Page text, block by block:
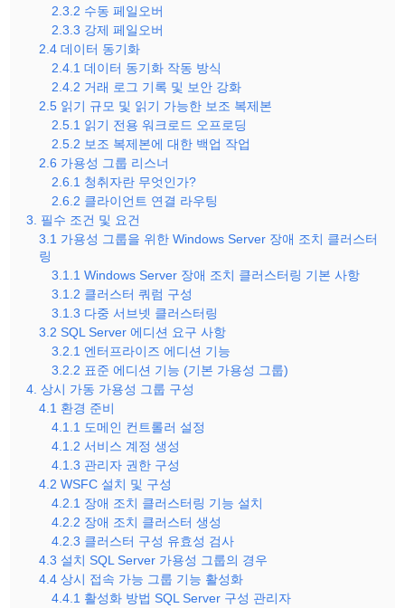
2.3.2 수동 페일오버
2.3.3 강제 페일오버
2.4 데이터 동기화
2.4.1 데이터 동기화 작동 방식
2.4.2 거래 로그 기록 및 보안 강화
2.5 읽기 규모 및 읽기 가능한 보조 복제본
2.5.1 읽기 전용 워크로드 오프로딩
2.5.2 보조 복제본에 대한 백업 작업
2.6 가용성 그룹 리스너
2.6.1 청취자란 무엇인가?
2.6.2 클라이언트 연결 라우팅
3. 필수 조건 및 요건
3.1 가용성 그룹을 위한 Windows Server 장애 조치 클러스터
링
3.1.1 Windows Server 장애 조치 클러스터링 기본 사항
3.1.2 클러스터 쿼럼 구성
3.1.3 다중 서브넷 클러스터링
3.2 SQL Server 에디션 요구 사항
3.2.1 엔터프라이즈 에디션 기능
3.2.2 표준 에디션 기능 (기본 가용성 그룹)
4. 상시 가동 가용성 그룹 구성
4.1 환경 준비
4.1.1 도메인 컨트롤러 설정
4.1.2 서비스 계정 생성
4.1.3 관리자 권한 구성
4.2 WSFC 설치 및 구성
4.2.1 장애 조치 클러스터링 기능 설치
4.2.2 장애 조치 클러스터 생성
4.2.3 클러스터 구성 유효성 검사
4.3 설치 SQL Server 가용성 그룹의 경우
4.4 상시 접속 가능 그룹 기능 활성화
4.4.1 활성화 방법 SQL Server 구성 관리자